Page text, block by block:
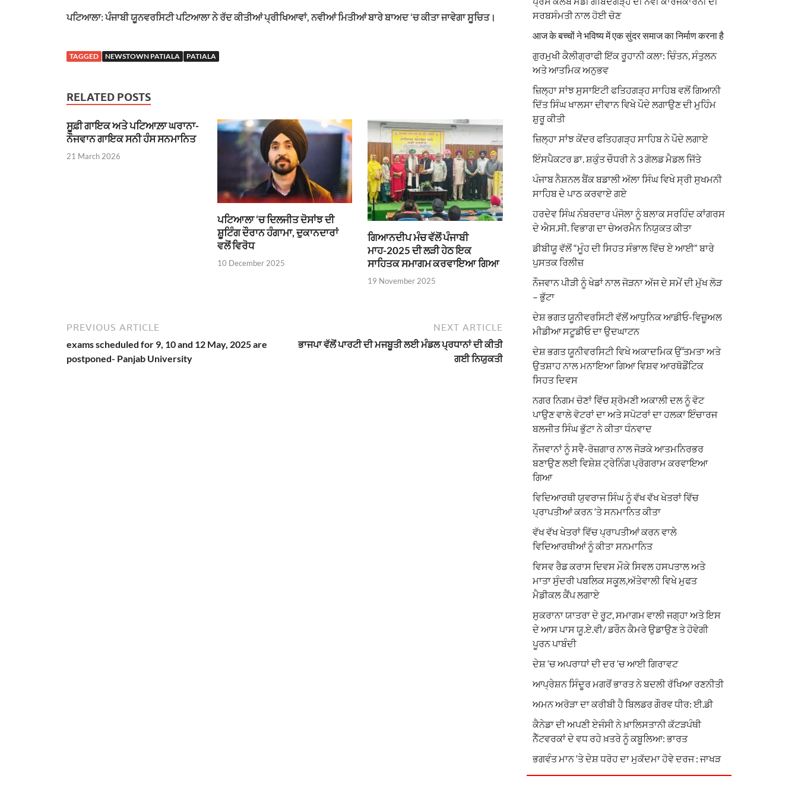
a
s
p
l
g
m
c
b
k
n
e
a
l
ਪਟਿਆਲਾ: ਪੰਜਾਬੀ ਯੂਨਵਰਸਿਟੀ ਪਟਿਆਲਾ ਨੇ ਰੱਦ ਕੀਤੀਆਂ ਪ੍ਰੀਖਿਆਵਾਂ, ਨਵੀਆਂ ਮਿਤੀਆਂ ਬਾਰੇ ਬਾਅਦ ‘ਚ ਕੀਤਾ ਜਾਵੇਗਾ ਸੂਚਿਤ।
TAGGED NEWSTOWN PATIALA PATIALA
RELATED POSTS
ਸੂਫ਼ੀ ਗਾਇਕ ਅਤੇ ਪਟਿਆਲ਼ਾ ਘਰਾਨਾ-
ਨੌਜਵਾਨ ਗਾਇਕ ਸਨੀ ਹੰਸ ਸਨਮਾਨਿਤ
21 March 2026
ਪਟਿਆਲਾ ‘ਚ ਦਿਲਜੀਤ ਦੋਸਾਂਝ ਦੀ
ਸ਼ੂਟਿੰਗ ਦੌਰਾਨ ਹੰਗਾਮਾ, ਦੁਕਾਨਦਾਰਾਂ
ਵਲੋਂ ਵਿਰੋਧ
10 December 2025
ਗਿਆਨਦੀਪ ਮੰਚ ਵੱਲੋਂ ਪੰਜਾਬੀ
ਮਾਹ-2025 ਦੀ ਲੜੀ ਹੇਠ ਇਕ
ਸਾਹਿਤਕ ਸਮਾਗਮ ਕਰਵਾਇਆ ਗਿਆ
19 November 2025
PREVIOUS ARTICLE
exams scheduled for 9, 10 and 12 May, 2025 are
postponed- Panjab University
NEXT ARTICLE
ਭਾਜਪਾ ਵੱਲੋਂ ਪਾਰਟੀ ਦੀ ਮਜਬੂਤੀ ਲਈ ਮੰਡਲ ਪ੍ਰਧਾਨਾਂ ਦੀ ਕੀਤੀ
ਗਈ ਨਿਯੁਕਤੀ
ਸਰਬਸੰਮਤੀ ਨਾਲ ਹੋਈ ਚੋਣ
आज के बच्चों ने भविष्य में एक सुंदर समाज का निर्माण करना है
ਗੁਰਮੁਖੀ ਕੈਲੀਗ੍ਰਾਫੀ ਇੱਕ ਰੂਹਾਨੀ ਕਲਾ: ਚਿੰਤਨ, ਸੰਤੁਲਨ
ਅਤੇ ਆਤਮਿਕ ਅਨੁਭਵ
ਜ਼ਿਲ੍ਹਾ ਸਾਂਝ ਸੁਸਾਇਟੀ ਫਤਿਹਗੜ੍ਹ ਸਾਹਿਬ ਵਲੋਂ ਗਿਆਨੀ
ਦਿੱਤ ਸਿੰਘ ਖਾਲਸਾ ਦੀਵਾਨ ਵਿਖੇ ਪੌਦੇ ਲਗਾਉਣ ਦੀ ਮੁਹਿੰਮ
ਸ਼ੁਰੂ ਕੀਤੀ
ਜ਼ਿਲ੍ਹਾ ਸਾਂਝ ਕੇਂਦਰ ਫਤਿਹਗੜ੍ਹ ਸਾਹਿਬ ਨੇ ਪੌਦੇ ਲਗਾਏ
ਇੰਸਪੈਕਟਰ ਡਾ. ਸ਼ਕੁੰਤ ਚੌਧਰੀ ਨੇ 3 ਗੋਲਡ ਮੈਡਲ ਜਿੱਤੇ
ਪੰਜਾਬ ਨੈਸ਼ਨਲ ਬੈਂਕ ਬਡਾਲੀ ਅੱਲਾ ਸਿੰਘ ਵਿਖੇ ਸ੍ਰੀ ਸੁਖਮਨੀ
ਸਾਹਿਬ ਦੇ ਪਾਠ ਕਰਵਾਏ ਗਏ
ਹਰਦੇਵ ਸਿੰਘ ਨੰਬਰਦਾਰ ਪੰਜੋਲਾ ਨੂੰ ਬਲਾਕ ਸਰਹਿੰਦ ਕਾਂਗਰਸ
ਦੇ ਐਸ.ਸੀ. ਵਿਭਾਗ ਦਾ ਚੇਅਰਮੈਨ ਨਿਯੁਕਤ ਕੀਤਾ
ਡੀਬੀਯੂ ਵੱਲੋਂ “ਮੂੰਹ ਦੀ ਸਿਹਤ ਸੰਭਾਲ ਵਿੱਚ ਏ ਆਈ” ਬਾਰੇ
ਪੁਸਤਕ ਰਿਲੀਜ਼
ਨੌਜਵਾਨ ਪੀੜੀ ਨੂੰ ਖੇਡਾਂ ਨਾਲ ਜੋੜਨਾ ਅੱਜ ਦੇ ਸਮੇਂ ਦੀ ਮੁੱਖ ਲੋੜ
– ਭੁੱਟਾ
ਦੇਸ਼ ਭਗਤ ਯੂਨੀਵਰਸਿਟੀ ਵੱਲੋਂ ਆਧੁਨਿਕ ਆਡੀਓ-ਵਿਜ਼ੂਅਲ
ਮੀਡੀਆ ਸਟੂਡੀਓ ਦਾ ਉਦਘਾਟਨ
ਦੇਸ਼ ਭਗਤ ਯੂਨੀਵਰਸਿਟੀ ਵਿਖੇ ਅਕਾਦਮਿਕ ਉੱਤਮਤਾ ਅਤੇ
ਉਤਸ਼ਾਹ ਨਾਲ ਮਨਾਇਆ ਗਿਆ ਵਿਸ਼ਵ ਆਰਥੋਡੌਂਟਿਕ
ਸਿਹਤ ਦਿਵਸ
ਨਗਰ ਨਿਗਮ ਚੋਣਾਂ ਵਿੱਚ ਸ਼੍ਰੋਮਣੀ ਅਕਾਲੀ ਦਲ ਨੂੰ ਵੋਟ
ਪਾਉਣ ਵਾਲੇ ਵੋਟਰਾਂ ਦਾ ਅਤੇ ਸਪੋਟਰਾਂ ਦਾ ਹਲਕਾ ਇੰਚਾਰਜ
ਬਲਜੀਤ ਸਿੰਘ ਭੁੱਟਾ ਨੇ ਕੀਤਾ ਧੰਨਵਾਦ
ਨੌਜਵਾਨਾਂ ਨੂੰ ਸਵੈ-ਰੋਜ਼ਗਾਰ ਨਾਲ ਜੋੜਕੇ ਆਤਮਨਿਰਭਰ
ਬਣਾਉਣ ਲਈ ਵਿਸ਼ੇਸ਼ ਟ੍ਰੇਨਿੰਗ ਪ੍ਰੋਗਰਾਮ ਕਰਵਾਇਆ
ਗਿਆ
ਵਿਦਿਆਰਥੀ ਯੁਵਰਾਜ ਸਿੰਘ ਨੂੰ ਵੱਖ ਵੱਖ ਖੇਤਰਾਂ ਵਿੱਚ
ਪ੍ਰਾਪਤੀਆਂ ਕਰਨ ‘ਤੇ ਸਨਮਾਨਿਤ ਕੀਤਾ
ਵੱਖ ਵੱਖ ਖੇਤਰਾਂ ਵਿੱਚ ਪ੍ਰਾਪਤੀਆਂ ਕਰਨ ਵਾਲੇ
ਵਿਦਿਆਰਥੀਆਂ ਨੂੰ ਕੀਤਾ ਸਨਮਾਨਿਤ
ਵਿਸਵ ਰੈਡ ਕਰਾਸ ਦਿਵਸ ਮੌਕੇ ਸਿਵਲ ਹਸਪਤਾਲ ਅਤੇ
ਮਾਤਾ ਸੁੰਦਰੀ ਪਬਲਿਕ ਸਕੂਲ,ਅੱਤੇਵਾਲੀ ਵਿਖੇ ਮੁਫਤ
ਮੈਡੀਕਲ ਕੈਂਪ ਲਗਾਏ
ਸੁਕਰਾਨਾ ਯਾਤਰਾ ਦੇ ਰੂਟ, ਸਮਾਗਮ ਵਾਲੀ ਜਗ੍ਹਾ ਅਤੇ ਇਸ
ਦੇ ਆਸ ਪਾਸ ਯੂ.ਏ.ਵੀ/ ਡਰੌਨ ਕੈਮਰੇ ਉਡਾਉਣ ਤੇ ਹੋਵੇਗੀ
ਪੂਰਨ ਪਾਬੰਦੀ
ਦੇਸ਼ ‘ਚ ਅਪਰਾਧਾਂ ਦੀ ਦਰ ‘ਚ ਆਈ ਗਿਰਾਵਟ
ਆਪ੍ਰੇਸ਼ਨ ਸਿੰਦੂਰ ਮਗਰੋਂ ਭਾਰਤ ਨੇ ਬਦਲੀ ਰੱਖਿਆ ਰਣਨੀਤੀ
ਅਮਨ ਅਰੋੜਾ ਦਾ ਕਰੀਬੀ ਹੈ ਬਿਲਡਰ ਗੌਰਵ ਧੀਰ: ਈ.ਡੀ
ਕੈਨੇਡਾ ਦੀ ਅਪਣੀ ਏਜੰਸੀ ਨੇ ਖ਼ਾਲਿਸਤਾਨੀ ਕੱਟੜਪੰਥੀ
ਨੈੱਟਵਰਕਾਂ ਦੇ ਵਧ ਰਹੇ ਖ਼ਤਰੇ ਨੂੰ ਕਬੂਲਿਆ: ਭਾਰਤ
ਭਗਵੰਤ ਮਾਨ ‘ਤੇ ਦੇਸ਼ ਧਰੋਹ ਦਾ ਮੁਕੱਦਮਾ ਹੋਵੇ ਦਰਜ : ਜਾਖੜ